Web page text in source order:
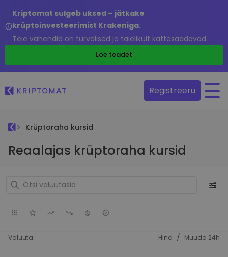
Kriptomat sulgeb uksed – jätkake
krüptoinvesteerimist Krakeniga.
Teie vahendid on turvalised ja täielikult kättesaadavad.
Loe teadet
Registreeru
Krüptoraha kursid
Reaalajas krüptoraha kursid
Valuuta Hind / Muuda 24h